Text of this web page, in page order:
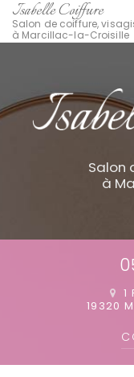
contenu
principal
Isabelle Coiffure
Salon de coiffure,
à Marcillac-la-Croisille
Salon
à
1
19320